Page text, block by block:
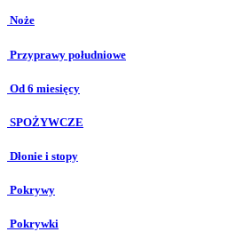
Noże
Przyprawy południowe
Od 6 miesięcy
SPOŻYWCZE
Dłonie i stopy
Pokrywy
Pokrywki